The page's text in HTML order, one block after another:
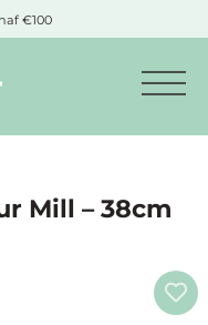
€100
Mill – 38cm